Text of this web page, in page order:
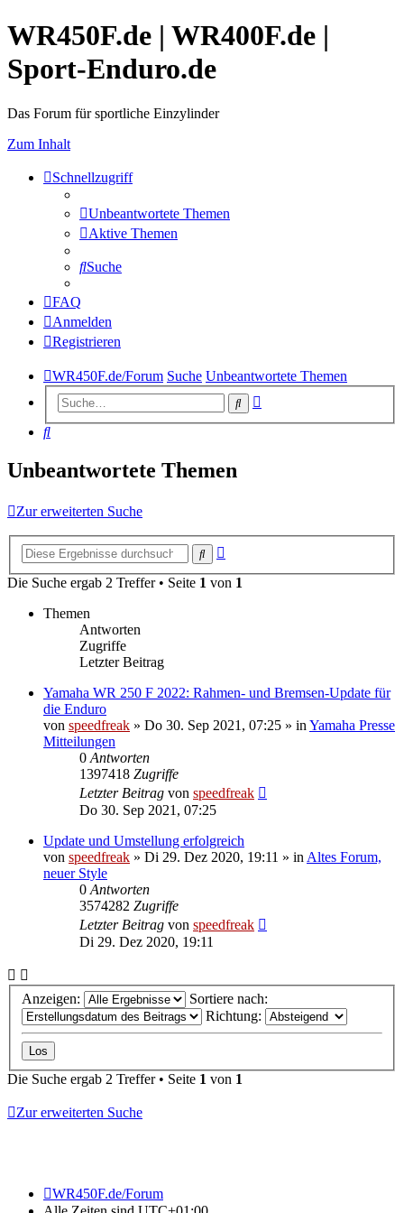
WR450F.de | WR400F.de |
Sport-Enduro.de
Das Forum für sportliche Einzylinder
Zum Inhalt
Schnellzugriff
Unbeantwortete Themen
Aktive Themen
Suche
FAQ
Anmelden
Registrieren
WR450F.de/Forum Suche Unbeantwortete Themen
Suche
Suche
Unbeantwortete Themen
Zur erweiterten Suche
Suche
Die Suche ergab 2 Treffer • Seite 1 von 1
Themen
Antworten
Zugriffe
Letzter Beitrag
Yamaha WR 250 F 2022: Rahmen- und Bremsen-Update für
die Enduro
von speedfreak » Do 30. Sep 2021, 07:25 » in Yamaha Presse
Mitteilungen
0 Antworten
1397418 Zugriffe
Letzter Beitrag von speedfreak
Do 30. Sep 2021, 07:25
Update und Umstellung erfolgreich
von speedfreak » Di 29. Dez 2020, 19:11 » in Altes Forum,
neuer Style
0 Antworten
3574282 Zugriffe
Letzter Beitrag von speedfreak
Di 29. Dez 2020, 19:11
Anzeigen:
Sortiere nach:
Richtung:
Die Suche ergab 2 Treffer • Seite 1 von 1
Zur erweiterten Suche
WR450F.de/Forum